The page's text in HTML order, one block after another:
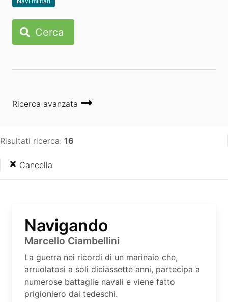
Cerca
Ricerca avanzata
Risultati ricerca: 16
Cancella
Navigando
Marcello Ciambellini
La guerra nei ricordi di un marinaio che,
arruolatosi a soli diciassette anni, partecipa a
numerose battaglie navali e viene fatto
prigioniero dai tedeschi.